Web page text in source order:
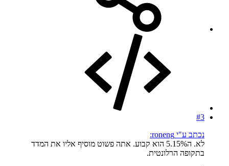
#3
נכתב ע"י roneng:
לא. ה5.15% הוא קבוע. אתה פשוט מוסיף אליו את המדד
בתקופה הרלונטית.